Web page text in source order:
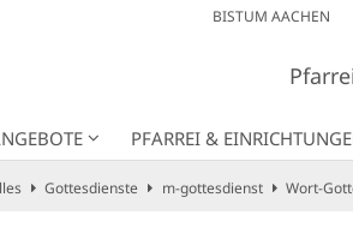
BISTUM AACHEN
PFARREI &
Gottesdienste m-gottesdienst Wort-